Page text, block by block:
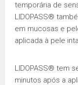
temporária de
LIDOPASS®
em mucosas e
aplicada à pele
LIDOPASS® tem
minutos após a